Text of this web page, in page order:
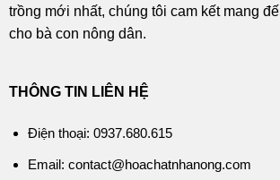
trồng mới nhất, chúng tôi cam kết mang
cho bà con nông dân.
THÔNG TIN LIÊN HỆ
Điện thoại: 0937.680.615
Email: contact@hoachatnhanong.com